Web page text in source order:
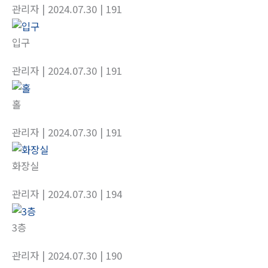
관리자 | 2024.07.30 | 191
입구
관리자 | 2024.07.30 | 191
홀
관리자 | 2024.07.30 | 191
화장실
관리자 | 2024.07.30 | 194
3층
관리자 | 2024.07.30 | 190